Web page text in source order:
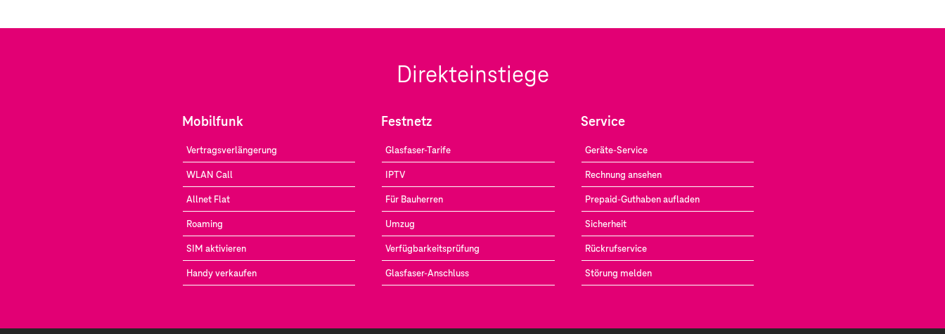
Direkteinstiege
Mobilfunk
Vertragsverlängerung
WLAN Call
Allnet Flat
Roaming
SIM aktivieren
Handy verkaufen
Festnetz
Glasfaser-Tarife
IPTV
Für Bauherren
Umzug
Verfügbarkeitsprüfung
Glasfaser-Anschluss
Service
Geräte-Service
Rechnung ansehen
Prepaid-Guthaben aufladen
Sicherheit
Rückrufservice
Störung melden